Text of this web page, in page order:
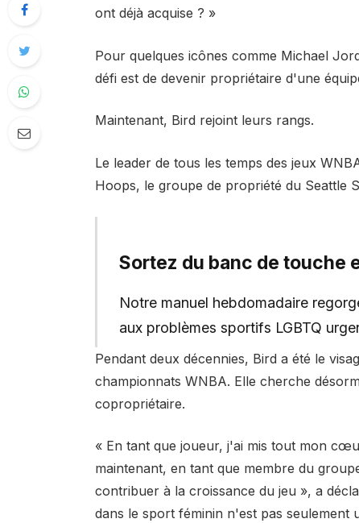
ont déjà acquise ? »
Pour quelques icônes comme Michael
défi est de devenir propriétaire d'une
Maintenant, Bird rejoint leurs rangs.
Le leader de tous les temps des jeux
Hoops, le groupe de propriété du Seattle
Sortez du banc de touche
Notre manuel hebdomadaire
aux problèmes sportifs LGBTQ
Pendant deux décennies, Bird a été le
championnats WNBA. Elle cherche
copropriétaire.
« En tant que joueur, j'ai mis tout mon
maintenant, en tant que membre du
contribuer à la croissance du jeu », a
dans le sport féminin n'est pas seulement